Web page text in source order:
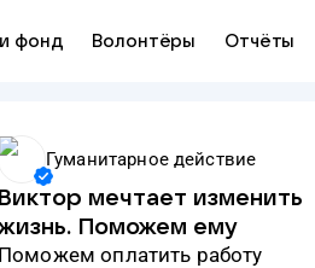
фонд Волонтёры Отчёты
Гуманитарное действие
Виктор мечтает изменить
Поможем ему
Поможем оплатить работу